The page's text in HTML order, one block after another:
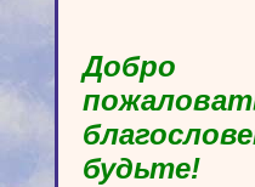
Добро
будьте!